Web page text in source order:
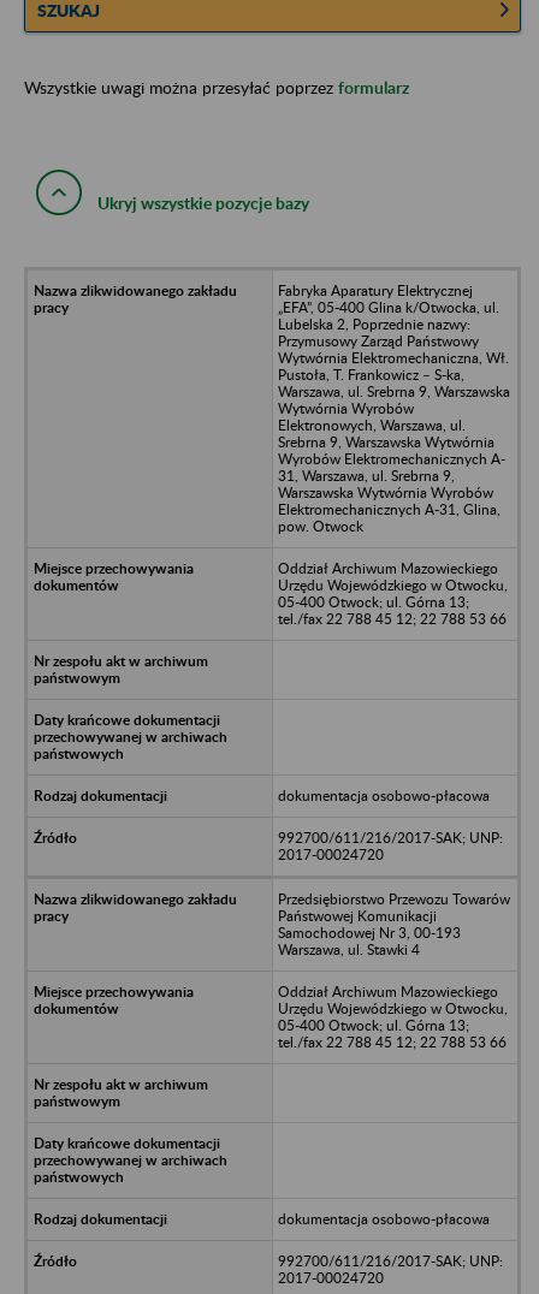
SZUKAJ
Wszystkie uwagi można przesyłać poprzez formularz
Ukryj wszystkie pozycje bazy
Fabryka Aparatury Elektrycznej
„EFA”, 05-400 Glina k/Otwocka, ul.
Lubelska 2, Poprzednie nazwy:
Przymusowy Zarząd Państwowy
Wytwórnia Elektromechaniczna, Wł.
Pustoła, T. Frankowicz – S-ka,
Warszawa, ul. Srebrna 9, Warszawska
Wytwórnia Wyrobów
Elektronowych, Warszawa, ul.
Srebrna 9, Warszawska Wytwórnia
Wyrobów Elektromechanicznych A-
31, Warszawa, ul. Srebrna 9,
Warszawska Wytwórnia Wyrobów
Elektromechanicznych A-31, Glina,
pow. Otwock
Oddział Archiwum Mazowieckiego
Urzędu Wojewódzkiego w Otwocku,
05-400 Otwock; ul. Górna 13;
tel./fax 22 788 45 12; 22 788 53 66
dokumentacja osobowo-płacowa
992700/611/216/2017-SAK; UNP:
2017-00024720
Przedsiębiorstwo Przewozu Towarów
Państwowej Komunikacji
Samochodowej Nr 3, 00-193
Warszawa, ul. Stawki 4
Oddział Archiwum Mazowieckiego
Urzędu Wojewódzkiego w Otwocku,
05-400 Otwock; ul. Górna 13;
tel./fax 22 788 45 12; 22 788 53 66
dokumentacja osobowo-płacowa
992700/611/216/2017-SAK; UNP:
2017-00024720